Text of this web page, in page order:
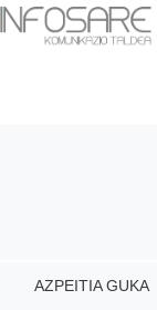
AZPEITIA GUKA